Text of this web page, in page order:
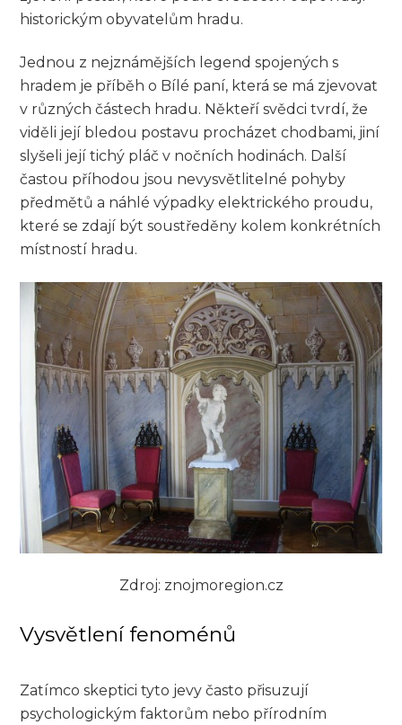
historickým obyvatelům hradu.
Jednou z nejznámějších legend spojených s
hradem je příběh o Bílé paní, která se má zjevovat
v různých částech hradu. Někteří svědci tvrdí, že
viděli její bledou postavu procházet chodbami, jiní
slyšeli její tichý pláč v nočních hodinách. Další
častou příhodou jsou nevysvětlitelné pohyby
předmětů a náhlé výpadky elektrického proudu,
které se zdají být soustředěny kolem konkrétních
místností hradu.
Zdroj: znojmoregion.cz
Vysvětlení fenoménů
Zatímco skeptici tyto jevy často přisuzují
psychologickým faktorům nebo přírodním